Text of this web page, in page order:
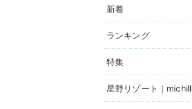
新着
ランキング
特集
星野リゾート｜michill